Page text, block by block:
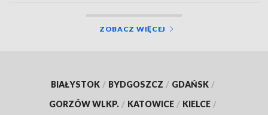
ZOBACZ WIĘCEJ
BIAŁYSTOK / BYDGOSZCZ / GDAŃSK /
GORZÓW WLKP. / KATOWICE / KIELCE /